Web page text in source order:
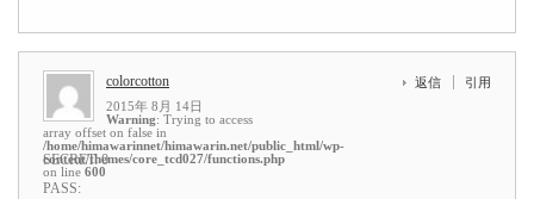
colorcotton
2015年 8月 14日
Warning: Trying to access
array offset on false in
/home/himawarinnet/himawarin.net/public_html/wp-
content/themes/core_tcd027/functions.php
on line 600
返信 引用
SECRET: 0
PASS: